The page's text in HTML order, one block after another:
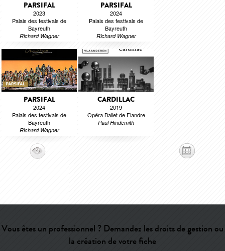
PARSIFAL
2023
Palais des festivals de
Bayreuth
Richard Wagner
PARSIFAL
2024
Palais des festivals de
Bayreuth
Richard Wagner
PARSIFAL
2024
Palais des festivals de
Bayreuth
Richard Wagner
CARDILLAC
2019
Opéra Ballet de Flandre
Paul Hindemith
Vous êtes un professionnel ? Demandez les droits de gestion ou
la création de votre fiche